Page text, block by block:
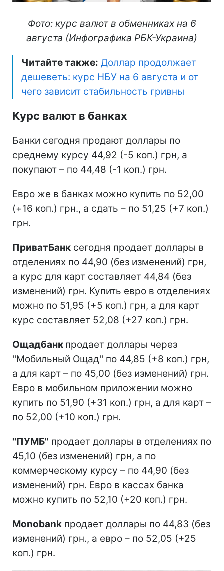
Фото: курс валют в обменниках на 6
августа (Инфографика РБК-Украина)
Читайте также: Доллар продолжает
дешеветь: курс НБУ на 6 августа и от
чего зависит стабильность гривны
Курс валют в банках
Банки сегодня продают доллары по
среднему курсу 44,92 (-5 коп.) грн, а
покупают – по 44,48 (-1 коп.) грн.
Евро же в банках можно купить по 52,00
(+16 коп.) грн., а сдать – по 51,25 (+7 коп.)
грн.
ПриватБанк сегодня продает доллары в
отделениях по 44,90 (без изменений) грн,
а курс для карт составляет 44,84 (без
изменений) грн. Купить евро в отделениях
можно по 51,95 (+5 коп.) грн, а для карт
курс составляет 52,08 (+27 коп.) грн.
Ощадбанк продает доллары через
''Мобильный Ощад'' по 44,85 (+8 коп.) грн,
а для карт – по 45,00 (без изменений) грн.
Евро в мобильном приложении можно
купить по 51,90 (+31 коп.) грн, а для карт –
по 52,00 (+10 коп.) грн.
''ПУМБ'' продает доллары в отделениях по
45,10 (без изменений) грн, а по
коммерческому курсу – по 44,90 (без
изменений) грн. Евро в кассах банка
можно купить по 52,10 (+20 коп.) грн.
Monobank продает доллары по 44,83 (без
изменений) грн., а евро – по 52,05 (+25
коп.) грн.